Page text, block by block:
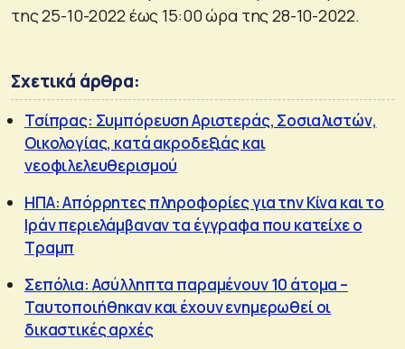
της 25-10-2022 έως 15:00 ώρα της 28-10-2022.
Σχετικά άρθρα:
Τσίπρας: Συμπόρευση Αριστεράς, Σοσιαλιστών,
Οικολογίας, κατά ακροδεξιάς και
νεοφιλελευθερισμού
ΗΠΑ: Απόρρητες πληροφορίες για την Κίνα και το
Ιράν περιελάμβαναν τα έγγραφα που κατείχε ο
Τραμπ
Σεπόλια: Ασύλληπτα παραμένουν 10 άτομα –
Ταυτοποιήθηκαν και έχουν ενημερωθεί οι
δικαστικές αρχές